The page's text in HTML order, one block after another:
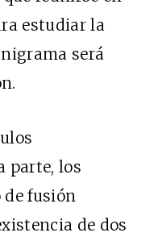
estudiar la
será
parte, los
de fusión
de dos